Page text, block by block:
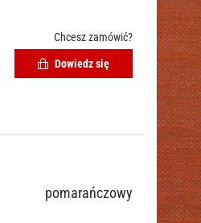
Chcesz zamówić?
Dowiedz się
pomarańczowy